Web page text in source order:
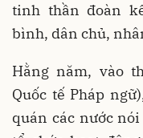
tinh thần đoàn
bình, dân chủ,
Hằng năm, vào
Quốc tế Pháp
quán các nước